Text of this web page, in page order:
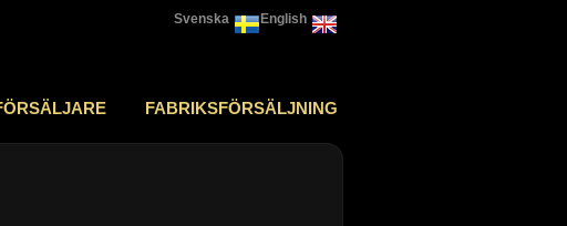
English
Svenska
FABRIKSFÖRSÄLJNING